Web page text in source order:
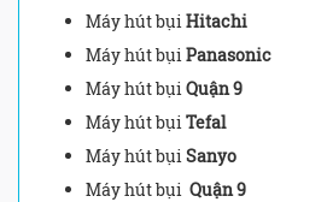
Máy hút bụi Hitachi
Máy hút bụi Panasonic
Máy hút bụi Quận 9
Máy hút bụi Tefal
Máy hút bụi Sanyo
Máy hút bụi Quận 9